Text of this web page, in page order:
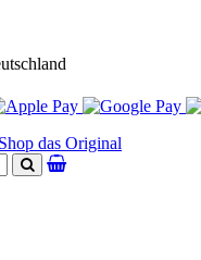
Suchen